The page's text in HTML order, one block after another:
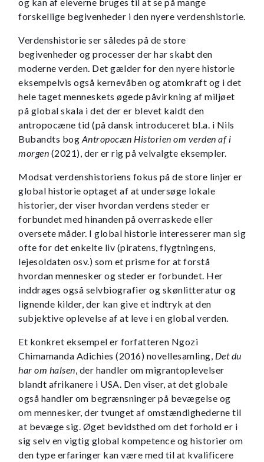
forskellige begivenheder i den nyere verdenshistorie.
Verdenshistorie ser således på de store
begivenheder og processer der har skabt den
moderne verden. Det gælder for den nyere historie
eksempelvis også kernevåben og atomkraft og i det
hele taget menneskets øgede påvirkning af miljøet
på global skala i det der er blevet kaldt den
antropocæne tid (på dansk introduceret bl.a. i Nils
Bubandts bog Antropocæn Historien om verden af i
morgen (2021), der er rig på velvalgte eksempler.
Modsat verdenshistoriens fokus på de store linjer er
global historie optaget af at undersøge lokale
historier, der viser hvordan verdens steder er
forbundet med hinanden på overraskede eller
oversete måder. I global historie interesserer man sig
ofte for det enkelte liv (piratens, flygtningens,
lejesoldaten osv.) som et prisme for at forstå
hvordan mennesker og steder er forbundet. Her
inddrages også selvbiografier og skønlitteratur og
lignende kilder, der kan give et indtryk at den
subjektive oplevelse af at leve i en global verden.
Et konkret eksempel er forfatteren Ngozi
Chimamanda Adichies (2016) novellesamling, Det du
har om halsen, der handler om migrantoplevelser
blandt afrikanere i USA. Den viser, at det globale
også handler om begrænsninger på bevægelse og
om mennesker, der tvunget af omstændighederne til
at bevæge sig. Øget bevidsthed om det forhold er i
sig selv en vigtig global kompetence og historier om
den type erfaringer kan være med til at kvalificere